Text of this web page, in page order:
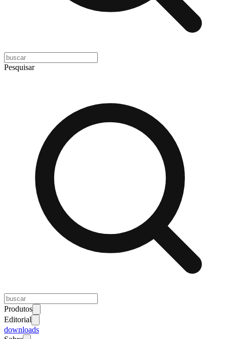
Pesquisar
Produtos
Editorial
downloads